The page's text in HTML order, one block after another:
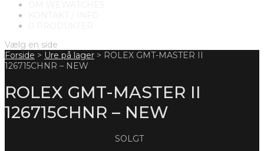
Vælg en side
Forside > Ure på lager > ROLEX GMT-MASTER II
126715CHNR – NEW
ROLEX GMT-MASTER II
126715CHNR – NEW
SOLGT